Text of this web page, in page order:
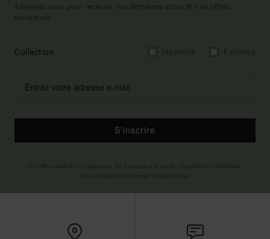
Abonnez-vous pour recevoir nos dernières actus et nos offres
exclusives.
Collection
S'inscrire